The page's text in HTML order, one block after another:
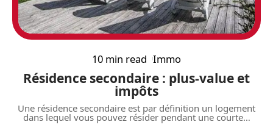
10 min read Immo
Résidence secondaire : plus-value et
impôts
Une résidence secondaire est par définition un logement
dans lequel vous pouvez résider pendant une courte…